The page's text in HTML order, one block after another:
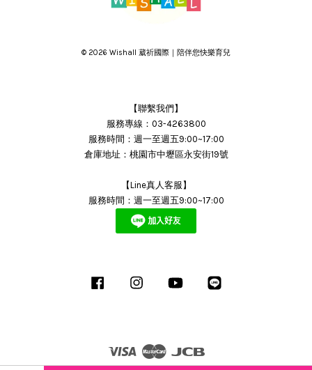
© 2026 Wishall 葳祈國際｜陪伴您快樂育兒
【聯繫我們】
服務專線：03-4263800
服務時間：週一至週五9:00~17:00
倉庫地址：桃園市中壢區永安街19號
【Line真人客服】
服務時間：週一至週五9:00~17:00
Facebook Instagram YouTube
Visa Master